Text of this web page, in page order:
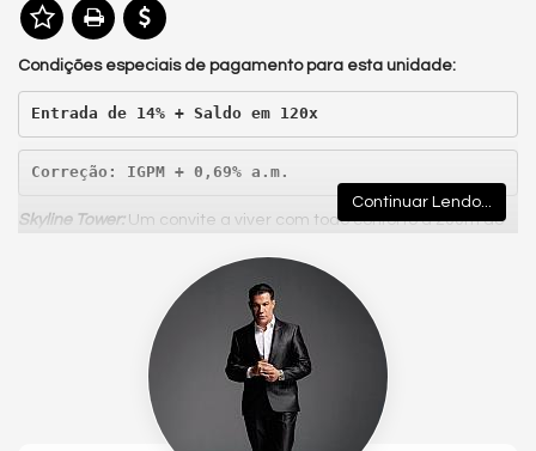
Condições especiais de pagamento para esta unidade:
Entrada de 14% + Saldo em 120x
Correção: IGPM + 0,69% a.m.
Skyline Tower: Um convite a viver com todo conforto a 200m do
Localizado na Barra Norte de Balneário Camboriú, a poucos
minutos da beira da praia, o Skyline Tower é o destino perfeito
para quem busca um cotidiano de conforto e equilíbrio com a
Dessa forma, além de estar perto da praia mais famosa da
cidade, você ainda garante infraestrutura completa para
facilitar o seu dia a dia. O edifício Skyline Tower em Balneário
Continuar Lendo...